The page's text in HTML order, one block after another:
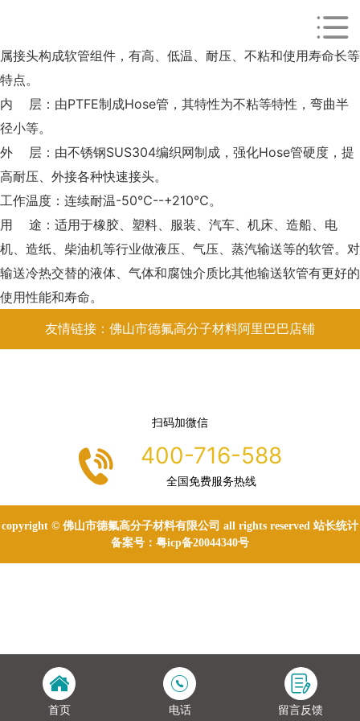
铁氟龙编织管是由PTFE铁氟龙管用钢丝编织增强，两端装上金
属接头构成软管组件，有高、低温、耐压、不粘和使用寿命长等
特点。
内 层：由PTFE制成Hose管，其特性为不粘等特性，弯曲半
径小等。
外 层：由不锈钢SUS304编织网制成，强化Hose管硬度，提
高耐压、外接各种快速接头。
工作温度：连续耐温-50℃--+210℃。
用 途：适用于橡胶、塑料、服装、汽车、机床、造船、电
机、造纸、柴油机等行业做液压、气压、蒸汽输送等的软管。对
输送冷热交替的液体、气体和腐蚀介质比其他输送软管有更好的
使用性能和寿命。
友情链接：佛山市德氟高分子材料阿里巴巴店铺
扫码加微信
400-716-588
全国免费服务热线
copyright © 佛山市德氟高分子材料有限公司 all rights reserved 站长统计
备案号： 粤icp备20044340号
首页 电话 留言反馈